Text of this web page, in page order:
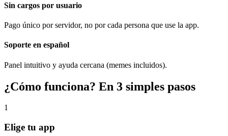
Sin cargos por usuario
Pago único por servidor, no por cada persona que use la app.
Soporte en español
Panel intuitivo y ayuda cercana (memes incluidos).
¿Cómo funciona? En 3 simples pasos
1
Elige tu app